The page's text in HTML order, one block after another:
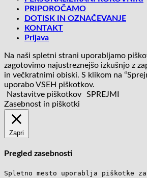
PRIPOROČAMO
DOTISK IN OZNAČEVANJE
KONTAKT
Prijava
Na naši spletni strani uporabljamo
zagotovimo najustreznejšo izkušnjo z
in večkratnimi obiski. S klikom na
uporabo VSEH piškotkov.
Nastavitve piškotkov
SPREJMI
Zasebnost in piškotki
Zapri
Pregled zasebnosti
Spletno mesto uporablja piškotke